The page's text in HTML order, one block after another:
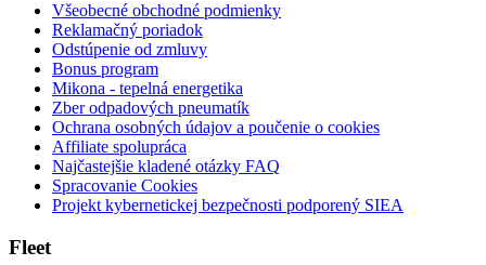
Všeobecné obchodné podmienky
Reklamačný poriadok
Odstúpenie od zmluvy
Bonus program
Mikona - tepelná energetika
Zber odpadových pneumatík
Ochrana osobných údajov a poučenie o cookies
Affiliate spolupráca
Najčastejšie kladené otázky FAQ
Spracovanie Cookies
Projekt kybernetickej bezpečnosti podporený SIEA
Fleet